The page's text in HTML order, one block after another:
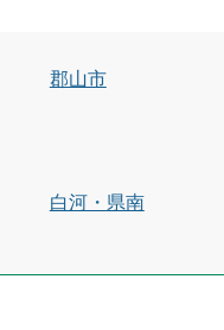
郡山市
白河・県南